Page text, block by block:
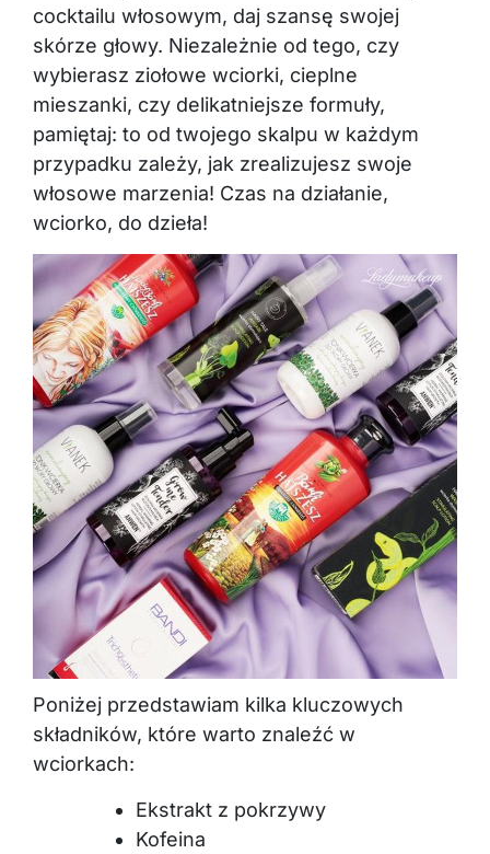
cocktailu włosowym, daj szansę swojej
skórze głowy. Niezależnie od tego, czy
wybierasz ziołowe wciorki, cieplne
mieszanki, czy delikatniejsze formuły,
pamiętaj: to od twojego skalpu w każdym
przypadku zależy, jak zrealizujesz swoje
włosowe marzenia! Czas na działanie,
wciorko, do dzieła!
Poniżej przedstawiam kilka kluczowych
składników, które warto znaleźć w
wciorkach:
Ekstrakt z pokrzywy
Kofeina